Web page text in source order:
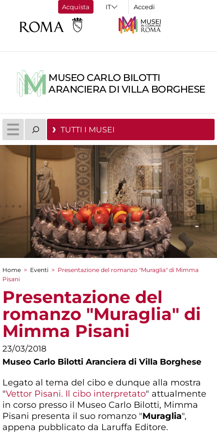
Acquista Accedi
MUSEO CARLO BILOTTI
ARANCIERA DI VILLA BORGHESE
TUTTI I MUSEI
Tu sei qui
Home > Eventi > Presentazione del romanzo "Muraglia" di Mimma
Pisani
Presentazione del
romanzo "Muraglia" di
Mimma Pisani
23/03/2018
Museo Carlo Bilotti Aranciera di Villa Borghese
Legato al tema del cibo e dunque alla mostra
"Vettor Pisani. Il cibo interpretato" attualmente
in corso presso il Museo Carlo Bilotti, Mimma
Pisani presenta il suo romanzo "Muraglia",
appena pubblicato da Laruffa Editore.